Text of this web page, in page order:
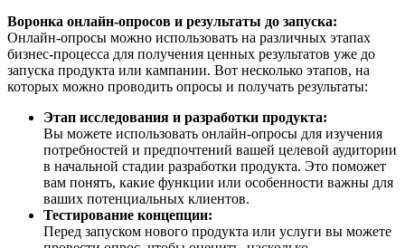
Воронка онлайн-опросов и результаты до запуска:
Онлайн-опросы можно использовать на различных этапах
бизнес-процесса для получения ценных результатов уже до
запуска продукта или кампании. Вот несколько этапов, на
которых можно проводить опросы и получать результаты:
Этап исследования и разработки продукта:
Вы можете использовать онлайн-опросы для изучения
потребностей и предпочтений вашей целевой аудитории
в начальной стадии разработки продукта. Это поможет
вам понять, какие функции или особенности важны для
ваших потенциальных клиентов.
Тестирование концепции:
Перед запуском нового продукта или услуги вы можете